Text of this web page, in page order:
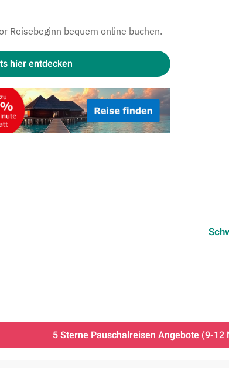
Reisebeginn bequem online buchen.
hier entdecken
5 Sterne Pauschalreisen Angebote (9-12